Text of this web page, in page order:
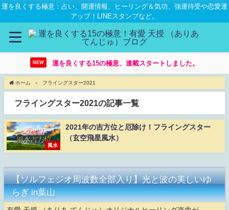
運を良くする極意：占い、開運情報、ヒーリング＆気功、強運待受や恋愛運
アップ！LINEスタンプなど。
NEW 運を良くする15の極意、連載スタートしました。
ホーム フライングスター2021
フライングスター2021の記事一覧
風水
2021年の吉方位と厄除け！フライングスター
（玄空飛星風水）
【ソルフェジオ周波数全部入り】光と波の美しいゆ
らぎ in葉山